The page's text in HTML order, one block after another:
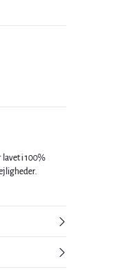
i 100%